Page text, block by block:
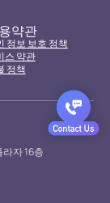
약관
정보 보호 정책
스 약관
정책
자 16층